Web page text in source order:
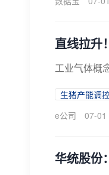
直线拉升
工业气体概
生猪产能调
e公司
07-01
华统股份